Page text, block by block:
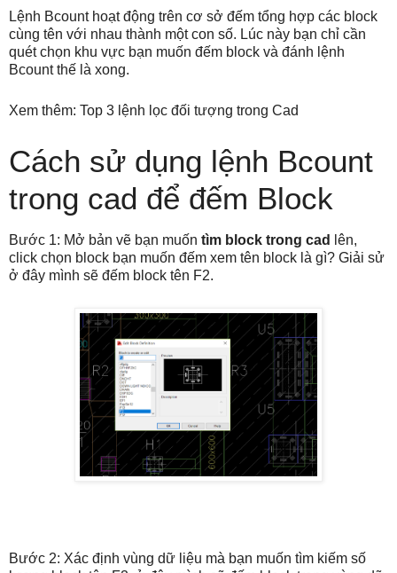
Lệnh Bcount hoạt động trên cơ sở đếm tổng hợp các block
cùng tên với nhau thành một con số. Lúc này bạn chỉ cần
quét chọn khu vực bạn muốn đếm block và đánh lệnh
Bcount thế là xong.
Xem thêm: Top 3 lệnh lọc đối tượng trong Cad
Cách sử dụng lệnh Bcount
trong cad để đếm Block
Bước 1: Mở bản vẽ bạn muốn tìm block trong cad
lên,
click chọn block bạn muốn đếm xem tên block là gì? Giải sử
ở đây mình sẽ đếm block tên F2.
Bước 2: Xác định vùng dữ liệu mà bạn muốn tìm kiếm số